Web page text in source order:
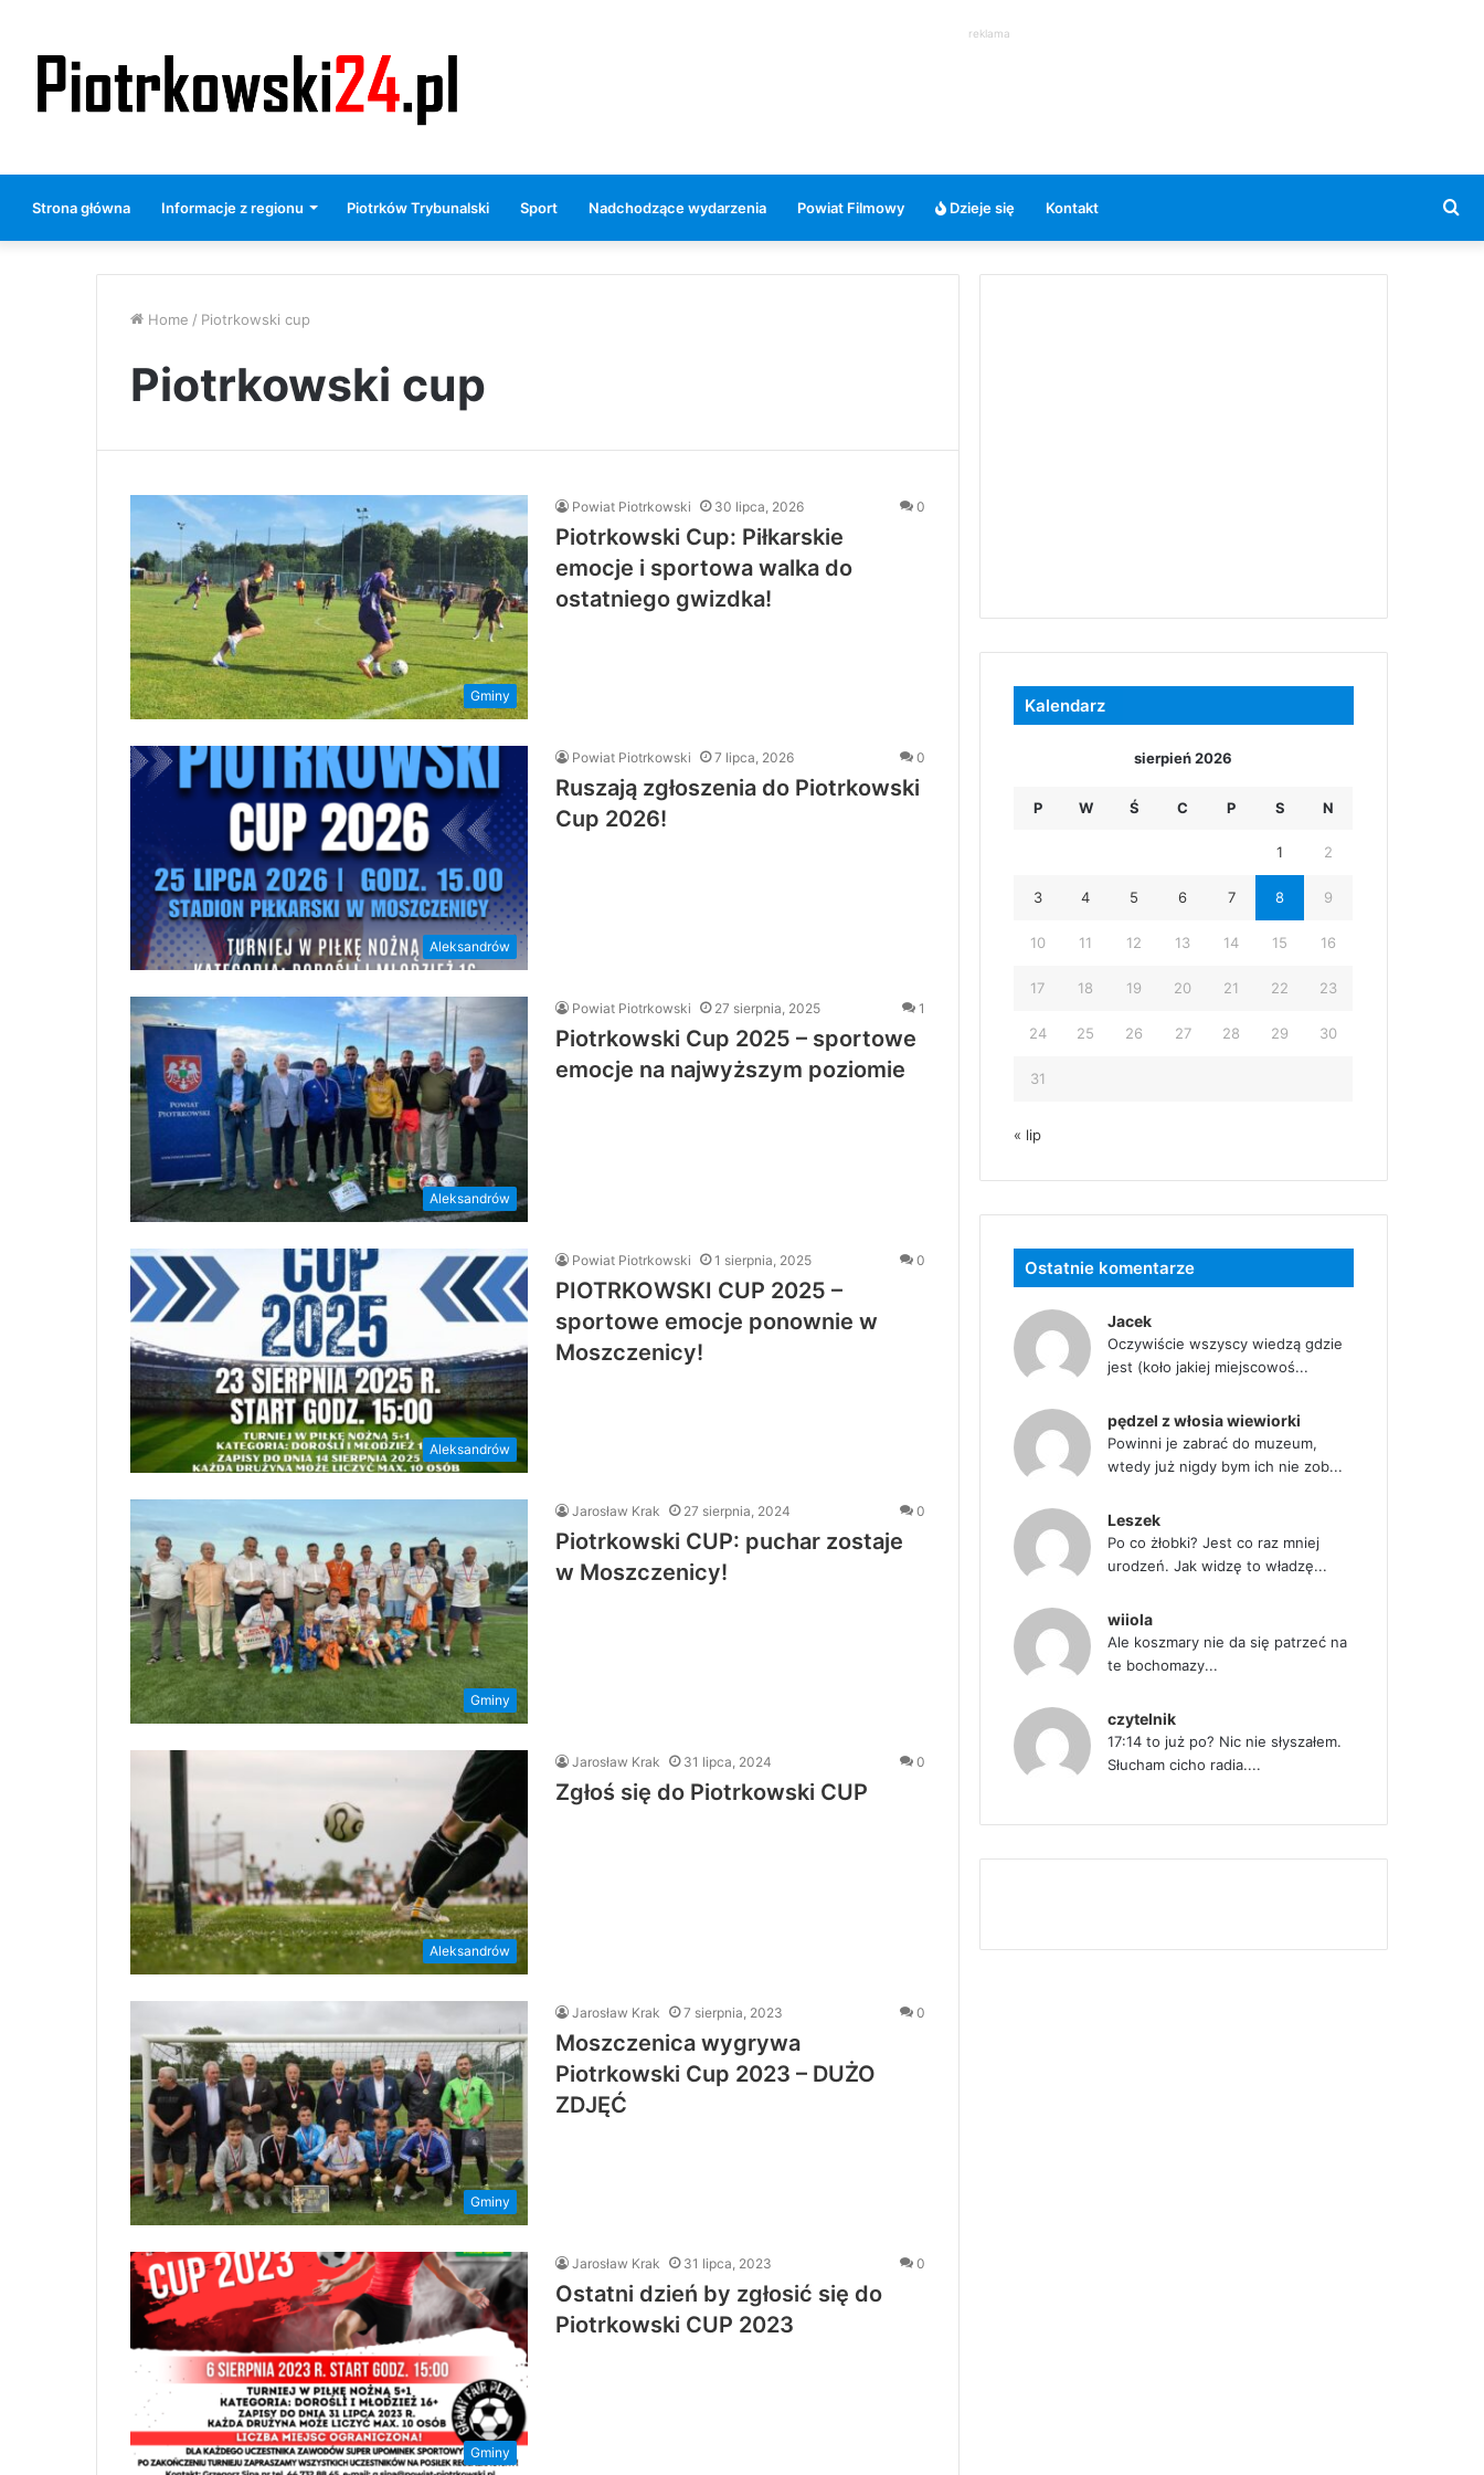
reklama
Strona główna Informacje z regionu Piotrków Trybunalski Sport Nadchodzące wydarzenia Powiat Filmowy Dzieje się Kontakt
Home / Piotrkowski cup
Piotrkowski cup
Gminy
Powiat Piotrkowski 30 lipca, 2026 0
Piotrkowski Cup: Piłkarskie
emocje i sportowa walka do
ostatniego gwizdka!
Aleksandrów
Powiat Piotrkowski 7 lipca, 2026 0
Ruszają zgłoszenia do Piotrkowski
Cup 2026!
Aleksandrów
Powiat Piotrkowski 27 sierpnia, 2025 1
Piotrkowski Cup 2025 – sportowe
emocje na najwyższym poziomie
Aleksandrów
Powiat Piotrkowski 1 sierpnia, 2025 0
PIOTRKOWSKI CUP 2025 –
sportowe emocje ponownie w
Moszczenicy!
Gminy
Jarosław Krak 27 sierpnia, 2024 0
Piotrkowski CUP: puchar zostaje
w Moszczenicy!
Aleksandrów
Jarosław Krak 31 lipca, 2024 0
Zgłoś się do Piotrkowski CUP
Gminy
Jarosław Krak 7 sierpnia, 2023 0
Moszczenica wygrywa
Piotrkowski Cup 2023 – DUŻO
ZDJĘĆ
Gminy
Jarosław Krak 31 lipca, 2023 0
Ostatni dzień by zgłosić się do
Piotrkowski CUP 2023
Kalendarz
sierpień 2026
P W Ś C P S N
1 2
3 4 5 6 7 8 9
10 11 12 13 14 15 16
17 18 19 20 21 22 23
24 25 26 27 28 29 30
31
« lip
Ostatnie komentarze
Jacek
Oczywiście wszyscy wiedzą gdzie
jest (koło jakiej miejscowoś...
pędzel z włosia wiewiorki
Powinni je zabrać do muzeum,
wtedy już nigdy bym ich nie zob...
Leszek
Po co żłobki? Jest co raz mniej
urodzeń. Jak widzę to władzę...
wiiola
Ale koszmary nie da się patrzeć na
te bochomazy...
czytelnik
17:14 to już po? Nic nie słyszałem.
Słucham cicho radia....